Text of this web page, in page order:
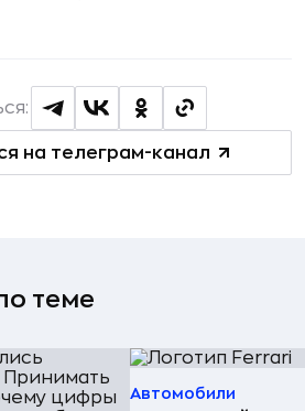
на телеграм-канал
теме
Автомобили